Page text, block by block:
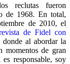
reclutas fueron
de 1968. En total,
de 2010, el
de Fidel con
donde al abordar la
momentos de gran
responsable, soy